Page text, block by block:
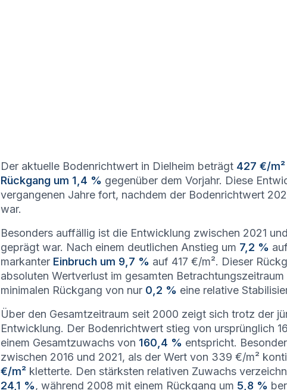
Der aktuelle Bodenrichtwert in Dielheim beträgt 427 €/m²
Rückgang um 1,4 % gegenüber dem Vorjahr. Diese
vergangenen Jahre fort, nachdem der Bodenrichtwert
war.
Besonders auffällig ist die Entwicklung zwischen 2021
geprägt war. Nach einem deutlichen Anstieg um 7,2 %
markanter Einbruch um 9,7 % auf 417 €/m². Dieser
absoluten Wertverlust im gesamten
minimalen Rückgang von nur 0,2 % eine relative
Über den Gesamtzeitraum seit 2000 zeigt sich trotz der
Entwicklung. Der Bodenrichtwert stieg von ursprünglich
einem Gesamtzuwachs von 160,4 % entspricht.
zwischen 2016 und 2021, als der Wert von 339 €/m²
€/m² kletterte. Den stärksten relativen Zuwachs
24,1 %, während 2008 mit einem Rückgang um 5,8 %